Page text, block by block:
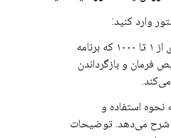
وارد کنید:
عددی از ۱ تا ۱۰۰۰ که برنامه
و بازگرداندن
می‌کند.
نحوه استفاده و
شرح می‌دهد. توضیحات